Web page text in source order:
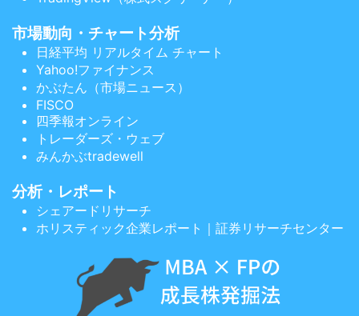
市場動向・チャート分析
日経平均 リアルタイム チャート
Yahoo!ファイナンス
かぶたん（市場ニュース）
FISCO
四季報オンライン
トレーダーズ・ウェブ
みんかぶtradewell
分析・レポート
シェアードリサーチ
ホリスティック企業レポート｜証券リサーチセンター